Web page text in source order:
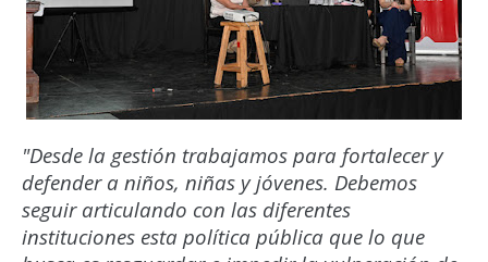
"Desde la gestión trabajamos para fortalecer y
defender a niños, niñas y jóvenes. Debemos
seguir articulando con las diferentes
instituciones esta política pública que lo que